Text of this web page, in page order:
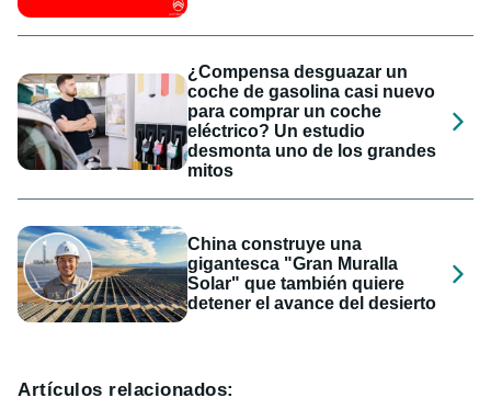
¿Compensa desguazar un
coche de gasolina casi nuevo
para comprar un coche
eléctrico? Un estudio
desmonta uno de los grandes
mitos
China construye una
gigantesca "Gran Muralla
Solar" que también quiere
detener el avance del desierto
Artículos relacionados: